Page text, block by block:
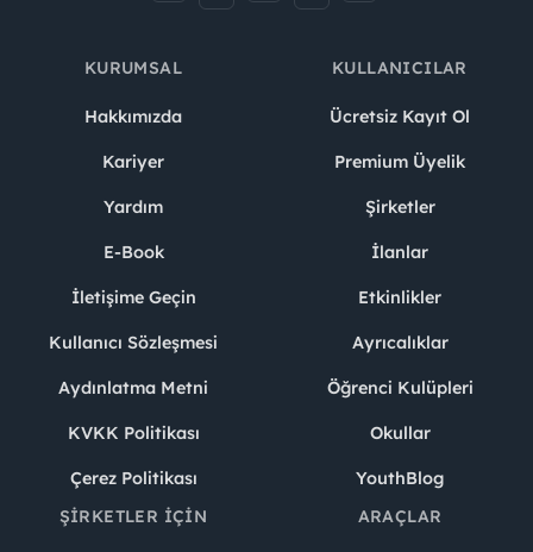
KURUMSAL
Hakkımızda
Kariyer
Yardım
E-Book
İletişime Geçin
Kullanıcı Sözleşmesi
Aydınlatma Metni
KVKK Politikası
Çerez Politikası
KULLANICILAR
Ücretsiz Kayıt Ol
Premium Üyelik
Şirketler
İlanlar
Etkinlikler
Ayrıcalıklar
Öğrenci Kulüpleri
Okullar
YouthBlog
ŞIRKETLER İÇIN
ARAÇLAR